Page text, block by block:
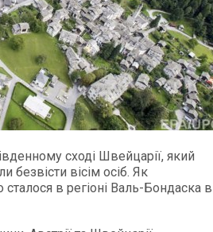
сході Швейцарії, який
безвісти вісім осіб. Як
сталося в регіоні Валь-Бондаска в